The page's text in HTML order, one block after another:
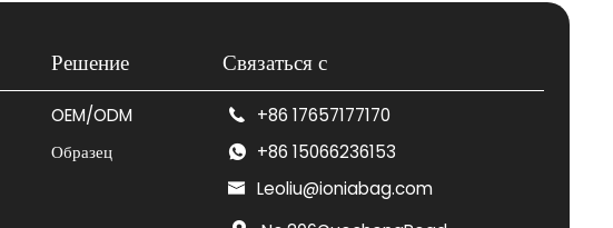
Решение
OEM/ODM
Образец
Связаться с
+86 17657177170
+86 15066236153
Leoliu@ioniabag.com